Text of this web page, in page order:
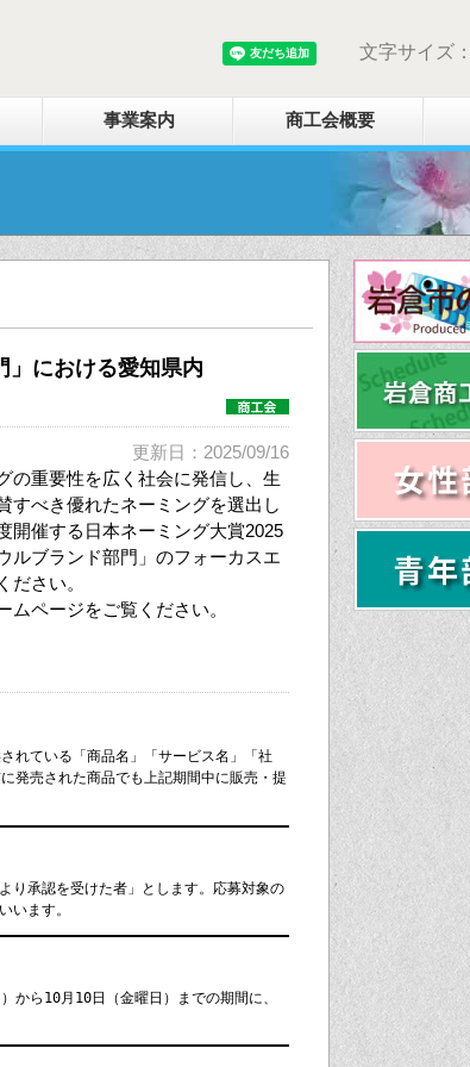
文字サイズ：
事業案内 商工会概要
」における愛知県内
更新日：2025/09/16
の重要性を広く社会に発信し、生
すべき優れたネーミングを選出し
開催する日本ネーミング大賞2025
ルブランド部門」のフォーカスエ
ださい。
ムページをご覧ください。
れている「商品名」「サービス名」「社
発売された商品でも上記期間中に販売・提
り承認を受けた者」とします。応募対象の
います。
から10月10日（金曜日）までの期間に、